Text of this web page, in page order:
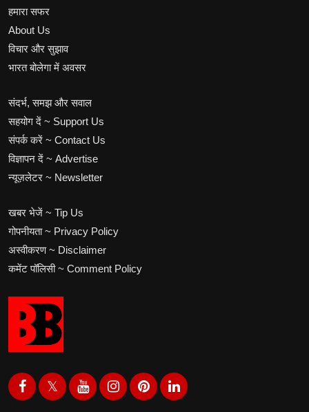
हमारा सफर
About Us
विचार और सुझाव
भारत बोलेगा में अवसर
संदर्भ, समझ और सवाल
सहयोग दें ~ Support Us
संपर्क करें ~ Contact Us
विज्ञापन दें ~ Advertise
न्यूज़लेटर ~ Newsletter
खबर भेजें ~ Tip Us
गोपनीयता ~ Privacy Policy
अस्वीकरण ~ Disclaimer
कमेंट पॉलिसी ~ Comment Policy